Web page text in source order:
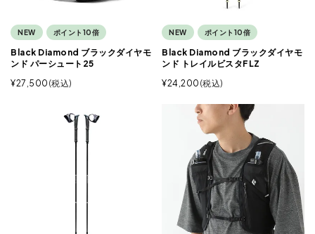
NEW ポイント10倍
Black Diamond ブラックダイヤモ
ンド パーシュート25
¥27,500 税込
NEW ポイント10倍
Black Diamond ブラックダイヤモ
ンド トレイルビスタFLZ
¥24,200 税込